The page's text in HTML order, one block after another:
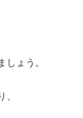
しょう。
、